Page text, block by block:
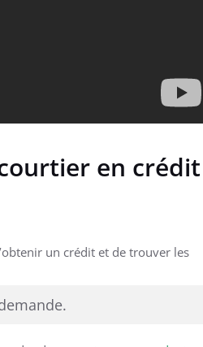
en crédit
un crédit et de trouver les